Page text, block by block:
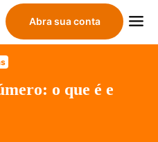
Abra sua conta
o que é e